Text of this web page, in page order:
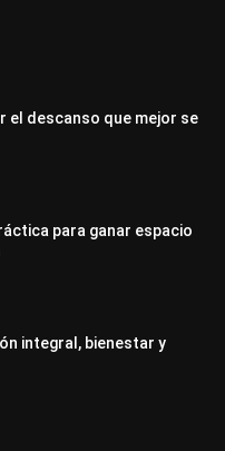
el descanso que mejor se
para ganar espacio
integral, bienestar y